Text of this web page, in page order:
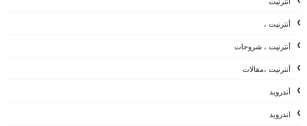
أنترنيت ،
أنترنيت ، شروحات
أنترنيت ،مقالات
أندرويد
اندرويد